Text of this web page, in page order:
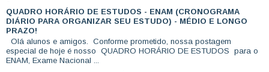
QUADRO HORÁRIO DE ESTUDOS - ENAM (CRONOGRAMA
DIÁRIO PARA ORGANIZAR SEU ESTUDO) - MÉDIO E LONGO
PRAZO!
Olá alunos e amigos. Conforme prometido, nossa postagem
especial de hoje é nosso QUADRO HORÁRIO DE ESTUDOS para o
ENAM, Exame Nacional ...